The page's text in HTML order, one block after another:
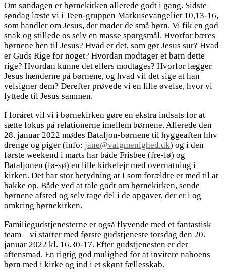
Om søndagen er børnekirken allerede godt i gang. Sidste
søndag læste vi i Teen-gruppen Markusevangeliet 10,13-16,
som handler om Jesus, der møder de små børn. Vi fik en god
snak og stillede os selv en masse spørgsmål. Hvorfor bæres
børnene hen til Jesus? Hvad er det, som gør Jesus sur? Hvad
er Guds Rige for noget? Hvordan modtager et barn dette
rige? Hvordan kunne det ellers modtages? Hvorfor lægger
Jesus hænderne på børnene, og hvad vil det sige at han
velsigner dem? Derefter prøvede vi en lille øvelse, hvor vi
lyttede til Jesus sammen.
I foråret vil vi i børnekirken gøre en ekstra indsats for at
sætte fokus på relationerne imellem børnene. Allerede den
28. januar 2022 mødes Bataljon-børnene til hyggeaften hhv
drenge og piger (info: jane@valgmenighed.dk) og i den
første weekend i marts har både Frisbee (fre-lø) og
Bataljonen (lø-sø) en lille kirkelejr med overnatning i
kirken. Det har stor betydning at I som forældre er med til at
bakke op. Både ved at tale godt om børnekirken, sende
børnene afsted og selv tage del i de opgaver, der er i og
omkring børnekirken.
Familiegudstjenesterne er også flyvende med et fantastisk
team – vi starter med første gudstjeneste torsdag den 20.
januar 2022 kl. 16.30-17. Efter gudstjenesten er der
aftensmad. En rigtig god mulighed for at invitere naboens
børn med i kirke og ind i et skønt fællesskab.